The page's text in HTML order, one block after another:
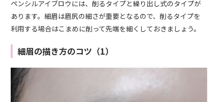
ペンシルアイブロウには、削るタイプと繰り出し式のタイプが
あります。細眉は眉尻の細さが重要となるので、削るタイプを
利用する場合はこまめに削って先端を細くしておきましょう。
細眉の描き方のコツ（1）